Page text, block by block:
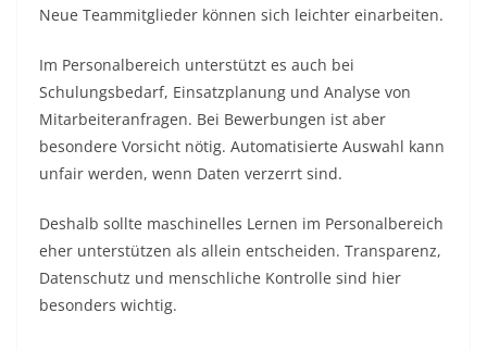
Neue Teammitglieder können sich leichter einarbeiten.
Im Personalbereich unterstützt es auch bei
Schulungsbedarf, Einsatzplanung und Analyse von
Mitarbeiteranfragen. Bei Bewerbungen ist aber
besondere Vorsicht nötig. Automatisierte Auswahl kann
unfair werden, wenn Daten verzerrt sind.
Deshalb sollte maschinelles Lernen im Personalbereich
eher unterstützen als allein entscheiden. Transparenz,
Datenschutz und menschliche Kontrolle sind hier
besonders wichtig.